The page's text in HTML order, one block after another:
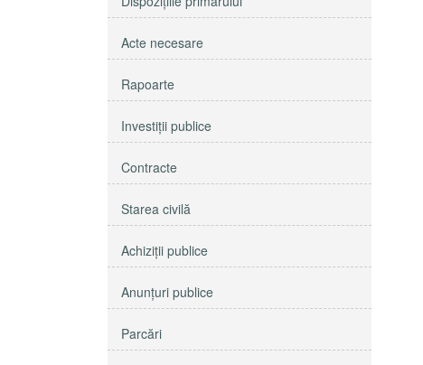
Acte necesare
Rapoarte
Investiţii publice
Contracte
Starea civilă
Achiziţii publice
Anunţuri publice
Parcări